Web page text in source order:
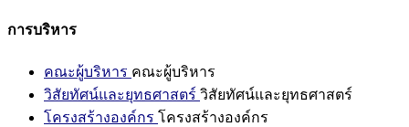
การบริหาร
คณะผู้บริหาร คณะผู้บริหาร
วิสัยทัศน์และยุทธศาสตร์ วิสัยทัศน์และยุทธศาสตร์
โครงสร้างองค์กร โครงสร้างองค์กร